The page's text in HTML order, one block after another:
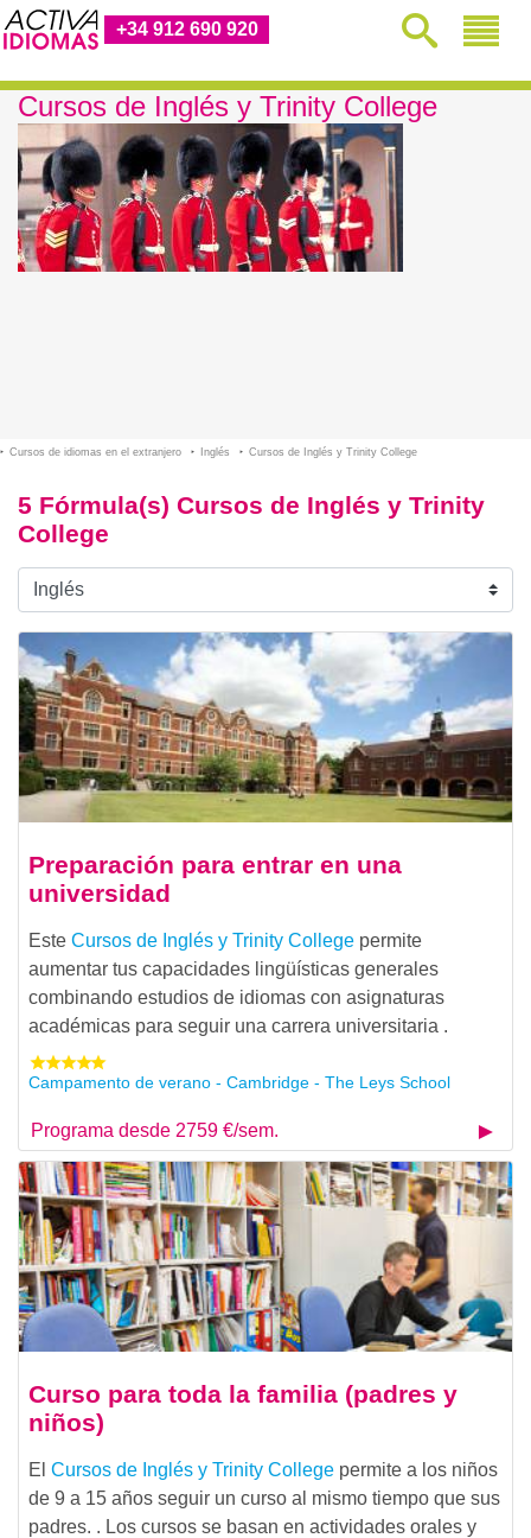
+34 912 690 920
Cursos de Inglés y Trinity College
Cursos de idiomas en el extranjero Inglés Cursos de Inglés y Trinity College
5 Fórmula(s) Cursos de Inglés y Trinity
College
Preparación para entrar en una
universidad
Este Cursos de Inglés y Trinity College permite
aumentar tus capacidades lingüísticas generales
combinando estudios de idiomas con asignaturas
académicas para seguir una carrera universitaria .
Campamento de verano - Cambridge - The Leys School
Programa desde 2759 €/sem.
Curso para toda la familia (padres y
niños)
El Cursos de Inglés y Trinity College permite a los niños
de 9 a 15 años seguir un curso al mismo tiempo que sus
padres. . Los cursos se basan en actividades orales y